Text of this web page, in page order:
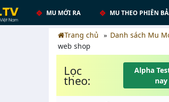
MU MỚI RA MU THEO PHIÊN
Trang chủ Danh sách Mu
web shop
Lọc
theo:
Alpha
nay